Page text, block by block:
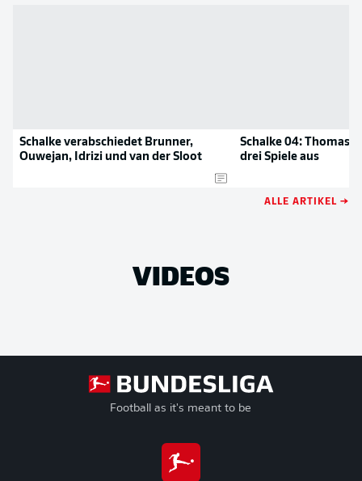
Schalke verabschiedet Brunner,
Ouwejan, Idrizi und van der Sloot
Schalke 04: Thomas
drei Spiele aus
ALLE ARTIKEL →
VIDEOS
Football as it's meant to be